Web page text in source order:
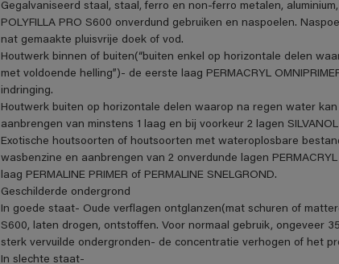
Gegalvaniseerd staal, staal, ferro en non-ferro metalen,
POLYFILLA PRO S600 onverdund gebruiken en naspoelen.
nat gemaakte pluisvrije doek of vod.
Houtwerk binnen of buiten(“buiten enkel op horizontale delen
met voldoende helling”)- de eerste laag PERMACRYL
indringing.
Houtwerk buiten op horizontale delen waarop na regen water
aanbrengen van minstens 1 laag en bij voorkeur 2 lagen SILVANOL
Exotische houtsoorten of houtsoorten met wateroplosbare
wasbenzine en aanbrengen van 2 onverdunde lagen
laag PERMALINE PRIMER of PERMALINE SNELGROND.
Geschilderde ondergrond
In goede staat- Oude verflagen ontglanzen(mat schuren of
S600, laten drogen, ontstoffen. Voor normaal gebruik, ongeveer
sterk vervuilde ondergronden- de concentratie verhogen of het
In slechte staat-